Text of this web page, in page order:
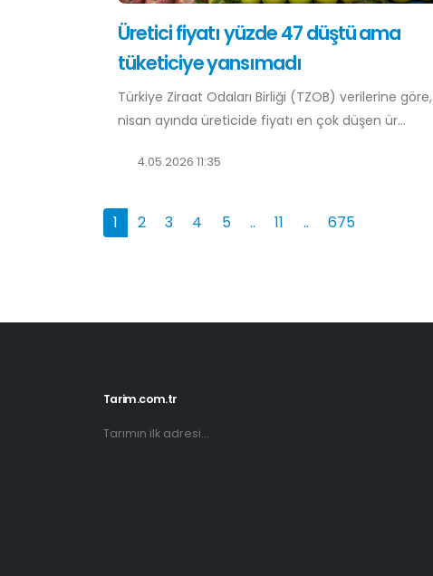
Üretici fiyatı yüzde 47 düştü ama
tüketiciye yansımadı
Türkiye Ziraat Odaları Birliği (TZOB) verilerine göre,
nisan ayında üreticide fiyatı en çok düşen ür...
4.05.2026 11:35
1 2 3 4 5 .. 11 .. 675
Tarim.com.tr
Tarımın ilk adresi...